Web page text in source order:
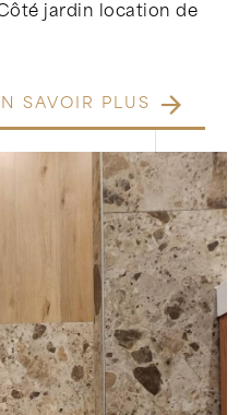
jardin location de
SAVOIR PLUS